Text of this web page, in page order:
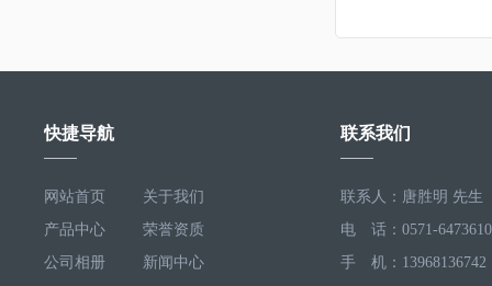
快捷导航
网站首页
关于我们
产品中心
荣誉资质
公司相册
新闻中心
联系我们
联系人：唐胜明 先生
电 话：0571-
手 机：13968136742